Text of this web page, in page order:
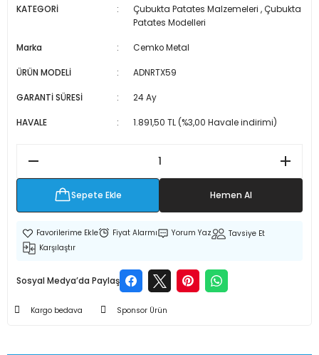
Mısır) Makinesi
Patlatma) Yedek Parça
KATEGORİ Çubukta Patates Malzemeleri ,Çubukta
Patates Modelleri
Marka Cemko Metal
ÜRÜN MODELİ ADNRTX59
GARANTİ SÜRESİ 24 Ay
HAVALE 1.891,50 TL (%3,00 Havale indirimi)
Sepete Ekle Hemen Al
Fiyat Alarmı Yorum Yaz
Tavsiye Et
Karşılaştır
Sosyal Medya’da Paylaş
Kargo bedava Sponsor Ürün